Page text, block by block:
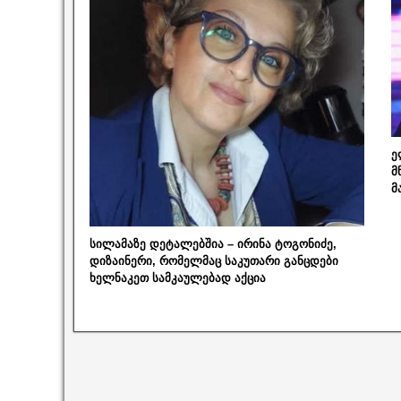
სილამაზე დეტალებშია – ირინა ტოგონიძე,
დიზაინერი, რომელმაც საკუთარი განცდები
ხელნაკეთ სამკაულებად აქცია